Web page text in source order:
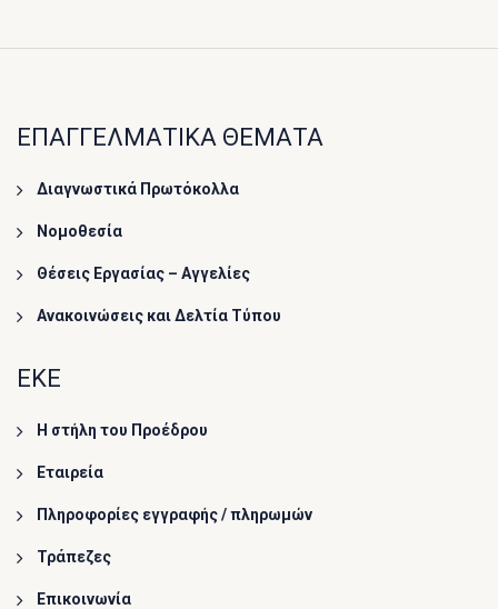
ΕΠΑΓΓΕΛΜΑΤΙΚΑ ΘΕΜΑΤΑ
Διαγνωστικά Πρωτόκολλα
Νομοθεσία
Θέσεις Εργασίας – Αγγελίες
Ανακοινώσεις και Δελτία Τύπου
ΕΚΕ
Η στήλη του Προέδρου
Εταιρεία
Πληροφορίες εγγραφής / πληρωμών
Τράπεζες
Επικοινωνία